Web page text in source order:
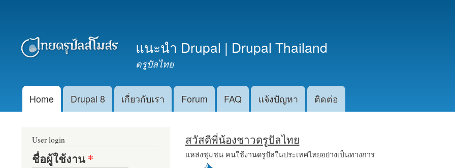
หลัก
แนะนำ Drupal | Drupal Thailand
ดรูปัลไทย
Main menu
Home Drupal 8 เกี่ยวกับเรา Forum FAQ แจ้งปัญหา ติดต่อ
สวัสดีพี่น้องชาวดรูปัลไทย
แหล่งชุมชน คนใช้งานดรูปัลในประเทศไทยอย่างเป็นทางการ
User login
ชื่อผู้ใช้งาน*